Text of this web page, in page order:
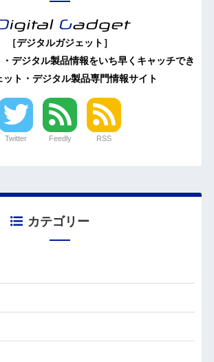
［デジタルガジェット］
デジタル製品情報をいち早くキャッチでき
ット・デジタル製品専門情報サイト
Twitter Feedly RSS
カテゴリー